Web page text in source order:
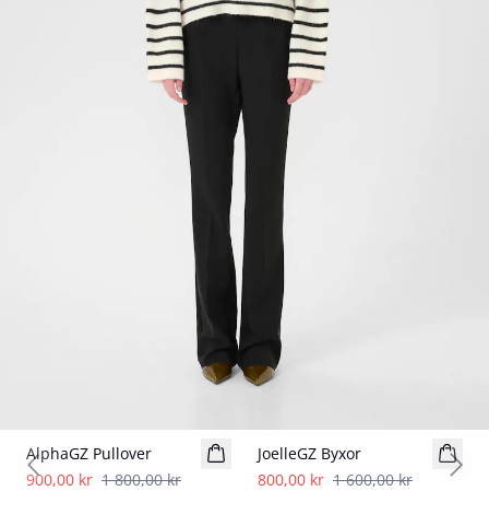
AlphaGZ Pullover
900,00 kr 1 800,00 kr
JoelleGZ Byxor
800,00 kr 1 600,00 kr
Previous slide